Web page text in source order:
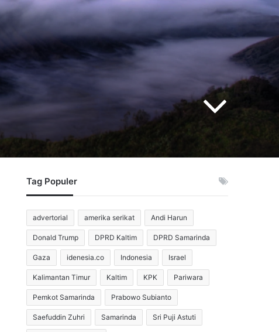
Tag Populer
advertorial amerika serikat Andi Harun
Donald Trump DPRD Kaltim DPRD Samarinda
Gaza idenesia.co Indonesia Israel
Kalimantan Timur Kaltim KPK Pariwara
Pemkot Samarinda Prabowo Subianto
Saefuddin Zuhri Samarinda Sri Puji Astuti